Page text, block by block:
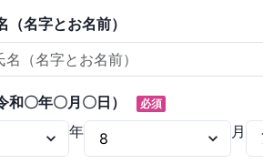
（名字とお名前）
和〇年〇月〇日） 必須
年 月